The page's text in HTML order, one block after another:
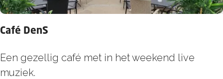
p
:Café DenS
C
a
Een gezellig café met in het weekend live
muziek.